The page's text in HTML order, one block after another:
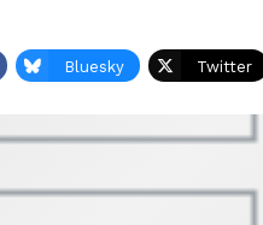
Bluesky Twitter